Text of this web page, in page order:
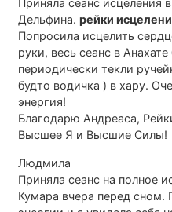
Приняла сеанс исцеления
Дельфина. рейки
Попросила исцелить
руки, весь сеанс в
периодически текли
будто водичка ) в хару.
энергия!
Благодарю Андреаса,
Высшее Я и Высшие Силы!
Людмила
Приняла сеанс на полное
Кумара вчера перед